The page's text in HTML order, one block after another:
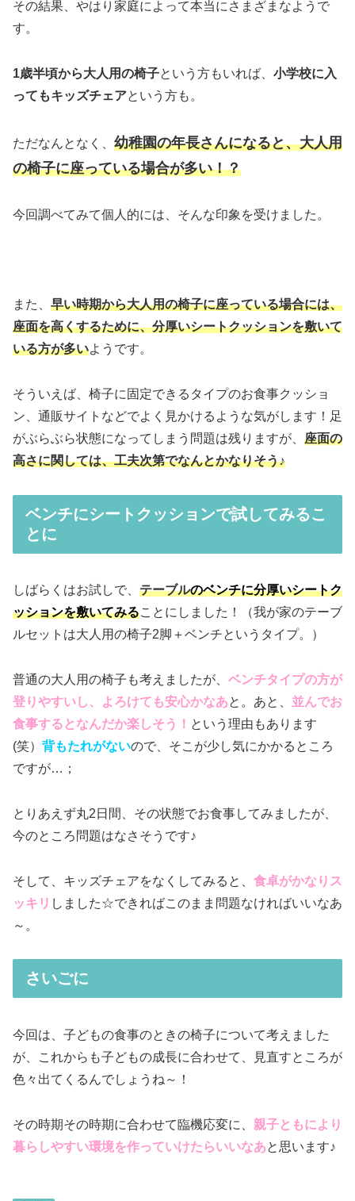
その結果、やはり家庭によって本当にさまざまなようで
す。
1歳半頃から大人用の椅子という方もいれば、 小学校に入
ってもキッズチェアという方も。
ただなんとなく、 幼稚園の年長さんになると、大人用
の椅子に座っている場合が多い！？
今回調べてみて個人的には、そんな印象を受けました。
また、 早い時期から大人用の椅子に座っている場合には、
座面を高くするために、分厚いシートクッションを敷いて
いる方が多いようです。
そういえば、椅子に固定できるタイプのお食事クッショ
ン、通販サイトなどでよく見かけるような気がします！足
がぶらぶら状態になってしまう問題は残りますが、 座面の
高さに関しては、工夫次第でなんとかなりそう♪
ベンチにシートクッションで試してみるこ
とに
しばらくはお試しで、 テーブルのベンチに分厚いシートク
ッションを敷いてみることにしました！（我が家のテーブ
ルセットは大人用の椅子2脚＋ベンチというタイプ。）
普通の大人用の椅子も考えましたが、 ベンチタイプの方が
登りやすいし、よろけても安心かなあと。あと、 並んでお
食事するとなんだか楽しそう！ という理由もあります
(笑） 背もたれがないので、そこが少し気にかかるところ
ですが…；
とりあえず丸2日間、その状態でお食事してみましたが、
今のところ問題はなさそうです♪
そして、キッズチェアをなくしてみると、 食卓がかなりス
ッキリ しました☆できればこのまま問題なければいいなあ
～。
さいごに
今回は、子どもの食事のときの椅子について考えました
が、これからも子どもの成長に合わせて、見直すところが
色々出てくるんでしょうね～！
その時期その時期に合わせて臨機応変に、 親子ともにより
暮らしやすい環境を作っていけたらいいなあと思います♪